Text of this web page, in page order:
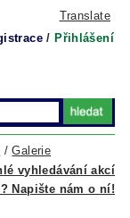
Translate
/ Přihlášení
vyhledávání akcí
/Galerie
Napište nám o ní!